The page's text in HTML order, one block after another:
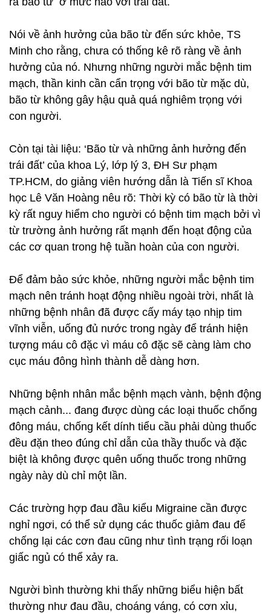
Nói về ảnh hưởng của bão từ đến sức khỏe, TS
Minh cho rằng, chưa có thống kê rõ ràng về ảnh
hưởng của nó. Nhưng những người mắc bệnh tim
mạch, thần kinh cần cẩn trọng với bão từ mặc dù,
bão từ không gây hậu quả quá nghiêm trọng với
con người.
Còn tại tài liệu: ‘Bão từ và những ảnh hưởng đến
trái đất’ của khoa Lý, lớp lý 3, ĐH Sư phạm
TP.HCM, do giảng viên hướng dẫn là Tiến sĩ Khoa
học Lê Văn Hoàng nêu rõ: Thời kỳ có bão từ là thời
kỳ rất nguy hiểm cho người có bệnh tim mạch bởi vì
từ trường ảnh hưởng rất mạnh đến hoạt động của
các cơ quan trong hệ tuần hoàn của con người.
Để đảm bảo sức khỏe, những người mắc bệnh tim
mạch nên tránh hoạt động nhiều ngoài trời, nhất là
những bệnh nhân đã được cấy máy tạo nhịp tim
vĩnh viễn, uống đủ nước trong ngày để tránh hiện
tượng máu cô đặc vì máu cô đặc sẽ càng làm cho
cục máu đông hình thành dễ dàng hơn.
Những bệnh nhân mắc bệnh mạch vành, bệnh động
mạch cảnh... đang được dùng các loại thuốc chống
đông máu, chống kết dính tiểu cầu phải dùng thuốc
đều đặn theo đúng chỉ dẫn của thầy thuốc và đặc
biệt là không được quên uống thuốc trong những
ngày này dù chỉ một lần.
Các trường hợp đau đầu kiểu Migraine cần được
nghỉ ngơi, có thể sử dụng các thuốc giảm đau để
chống lại các cơn đau cũng như tình trạng rối loạn
giấc ngủ có thể xảy ra.
Người bình thường khi thấy những biểu hiện bất
thường như đau đầu, choáng váng, có cơn xỉu,